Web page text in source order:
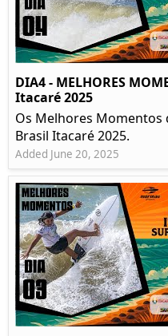
DIA4 - MELHORES
Itacaré 2025
Os Melhores Momentos
Brasil Itacaré 2025.
Added June 20, 2025